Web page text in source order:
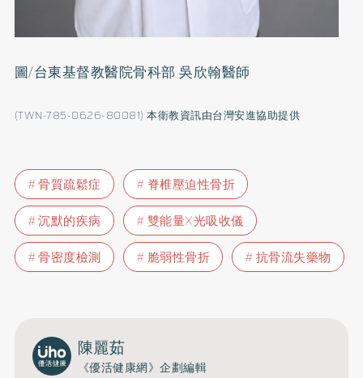
圖/台東基督教醫院骨科部 吳欣翰醫師
(TWN-785-0626-80081) 本衛教資訊由台灣安進協助提供
骨質疏鬆症
脊椎壓迫性骨折
沉默的疾病
雙能量X光吸收儀
骨密度檢測
脆弱性骨折 抗骨流失藥物
陳麗茹
《優活健康網》企劃編輯